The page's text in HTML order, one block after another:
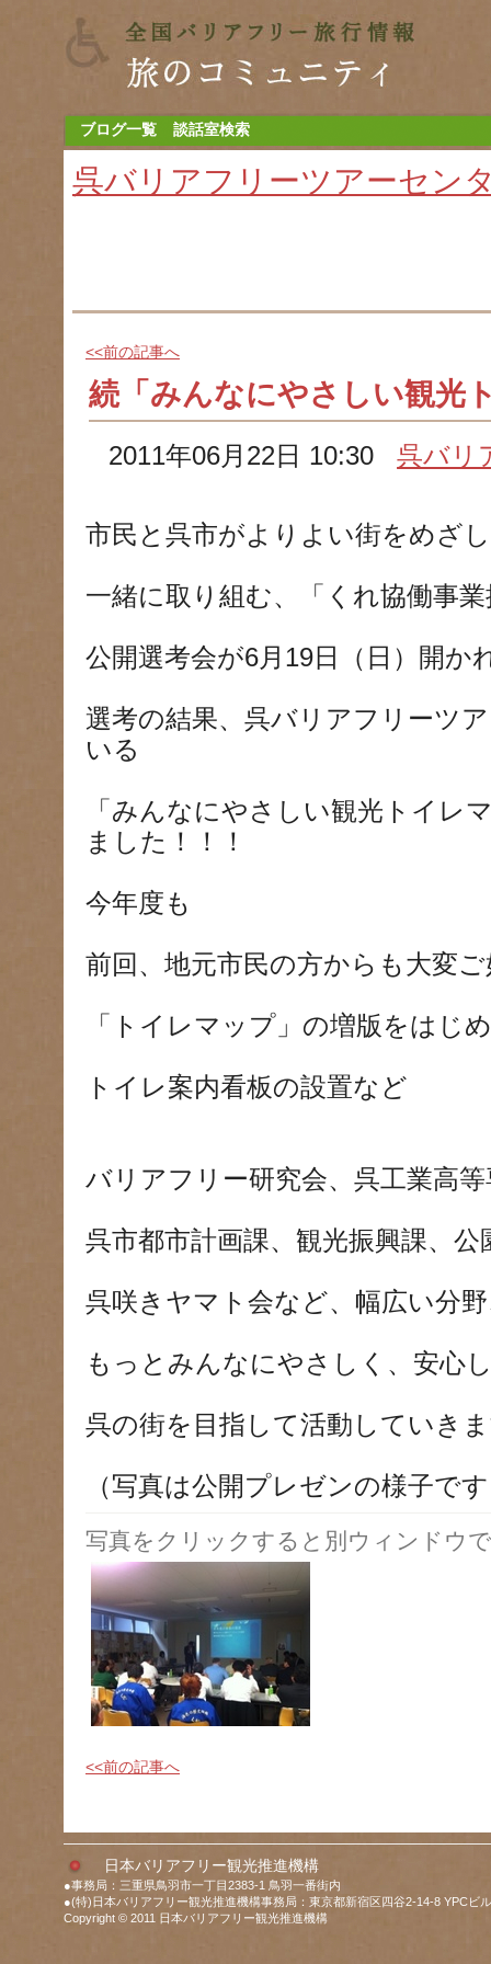
ブログ一覧 談話室検索
呉バリアフリーツアーセン
<<前の記事へ
続「みんなにやさしい観光
2011年06月22日 10:30呉バリ
市民と呉市がよりよい街をめざ
一緒に取り組む、「くれ協働事
公開選考会が6月19日（日）開か
選考の結果、呉バリアフリーツ
いる
「みんなにやさしい観光トイレ
ました！！！
今年度も
前回、地元市民の方からも大変
「トイレマップ」の増版をはじめ
トイレ案内看板の設置など
バリアフリー研究会、呉工業高
呉市都市計画課、観光振興課、公
呉咲きヤマト会など、幅広い分
もっとみんなにやさしく、安心
呉の街を目指して活動していき
（写真は公開プレゼンの様子で
写真をクリックすると別ウィンドウ
<<前の記事へ
日本バリアフリー観光推進機構
●事務局：三重県鳥羽市一丁目2383-1 鳥羽一番街内
●(特)日本バリアフリー観光推進機構事務局：東京都新宿区四谷2-14-8 YPCビ
Copyright © 2011 日本バリアフリー観光推進機構